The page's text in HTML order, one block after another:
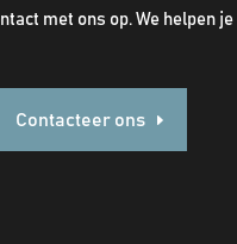
met ons op. We helpen je
Contacteer ons